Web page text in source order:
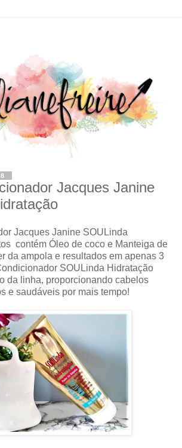
Jacques Janine
Jacques Janine SOULinda
contém Óleo de coco e Manteiga de
da ampola e resultados em apenas 3
SOULinda Hidratação
da linha, proporcionando cabelos
e saudáveis por mais tempo!